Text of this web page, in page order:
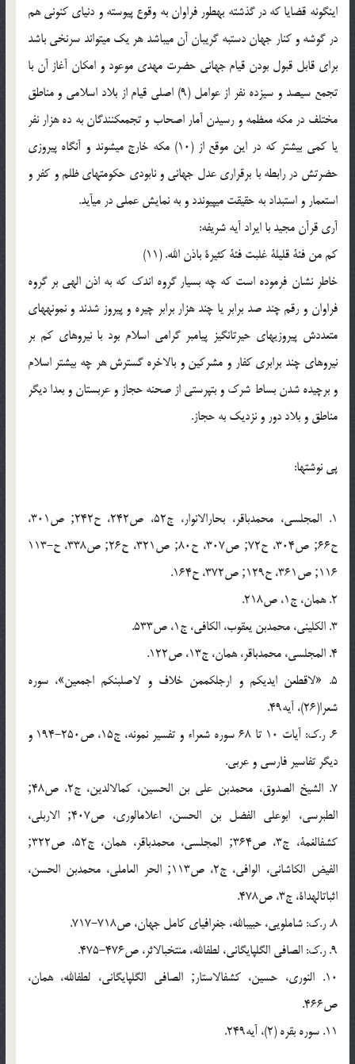
اینگونه قضایا که در گذشته به‏طور فراوان به وقوع پیوسته و دنیای کنونی هم
در گوشه و کنار جهان دست‏به گریبان آن می‏باشد هر یک می‏تواند سرنخی باشد
برای قابل قبول بودن قیام جهانی حضرت مهدی موعود و امکان آغاز آن با
تجمع سیصد و سیزده نفر از عوامل (9) اصلی قیام از بلاد اسلامی و مناطق
مختلف در مکه معظمه و رسیدن آمار اصحاب و تجمع‏کنندگان به ده هزار نفر
یا کمی بیشتر که در این موقع از (10) مکه خارج می‏شوند و آنگاه پیروزی
حضرتش در رابطه با برقراری عدل جهانی و نابودی حکومتهای ظلم و کفر و
استعمار و استبداد به حقیقت می‏پیوندد و به نمایش عملی در می‏آید.
آری قرآن مجید با ایراد آیه شریفه:
کم من فئة قلیلة غلبت فئة کثیرة باذن الله. (11)
خاطر نشان فرموده است که چه بسیار گروه اندک که به اذن الهی بر گروه
فراوان و رقم چند صد برابر یا چند هزار برابر چیره و پیروز شدند و نمونه‏های
متعددش پیروزیهای حیرت‏انگیز پیامبر گرامی اسلام بود با نیروهای کم بر
نیروهای چند برابری کفار و مشرکین و بالاخره گسترش هر چه بیشتر اسلام
و برچیده شدن بساط شرک و بت‏پرستی از صحنه حجاز و عربستان و بعدا دیگر
مناطق و بلاد دور و نزدیک به حجاز.
پی نوشتها:
1. المجلسی، محمدباقر، بحارالانوار، ج‏52، ص‏242، ح‏242; ص‏301،
ح‏66; ص‏304، ح‏72; ص‏307، ح‏80; ص‏321، ح‏26; ص‏338، ح‏113-
116; ص‏361، ح‏129; ص‏372، ح‏164.
2. همان، ج‏1، ص‏218.
3. الکلینی، محمدبن یعقوب، الکافی، ج‏1، ص‏533.
4. المجلسی، محمدباقر، همان، ج‏13، ص‏122.
5. «لاقطعن ایدیکم و ارجلکم‏من خلاف و لاصلبنکم اجمعین‏»، سوره
شعرا(26)، آیه‏49.
6. ر.ک: آیات 10 تا 68 سوره شعراء و تفسیر نمونه، ج‏15، ص‏194-250 و
دیگر تفاسیر فارسی و عربی.
7. الشیخ الصدوق، محمدبن علی بن الحسین، کمال‏الدین، ج‏2، ص‏48;
الطبرسی، ابوعلی الفضل بن الحسن، اعلام‏الوری، ص‏407; الاربلی،
کشف‏الغمة، ج‏3، ص‏364; المجلسی، محمدباقر، همان، ج‏52، ص‏322;
الفیض الکاشانی، الوافی، ج‏2، ص‏113; الحر العاملی، محمدبن الحسن،
اثبات‏الهداة، ج‏3، ص‏478.
8. ر.ک: شاملویی، حبیب‏الله، جغرافیای کامل جهان، ص‏717-718.
9. ر.ک: الصافی الگلپایگانی، لطف‏الله، منتخب‏الاثر، ص‏475-476.
10. النوری، حسین، کشف‏الاستار; الصافی الگلپایگانی، لطف‏الله، همان،
ص‏466.
11. سوره بقره (2)، آیه‏249.